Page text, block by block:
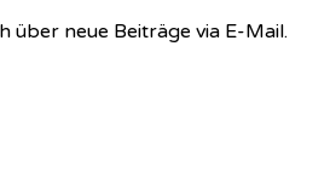
über neue Beiträge via E-Mail.